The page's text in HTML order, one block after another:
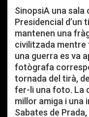
SinopsiA una sala
Presidencial d’un
mantenen una
civilitzada mentre
una guerra es va
fotògrafa
tornada del tirà,
fer-li una foto. La
millor amiga i una
Sabates de